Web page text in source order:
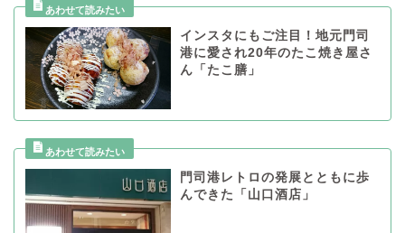
インスタにもご注目！地元門司
港に愛され20年のたこ焼き屋さ
ん「たこ膳」
門司港レトロの発展とともに歩
んできた「山口酒店」